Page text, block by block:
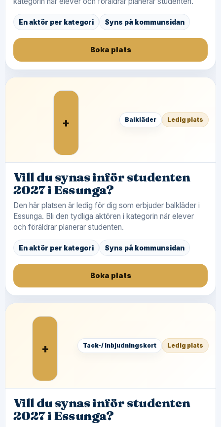
En aktör per kategori Syns på kommunsidan
Boka plats
+ Balkläder Ledig plats
Vill du synas inför studenten
2027 i Essunga?
Den här platsen är ledig för dig som erbjuder balkläder i
Essunga. Bli den tydliga aktören i kategorin när elever
och föräldrar planerar studenten.
En aktör per kategori Syns på kommunsidan
Boka plats
+ Tack-/ Inbjudningskort Ledig plats
Vill du synas inför studenten
2027 i Essunga?